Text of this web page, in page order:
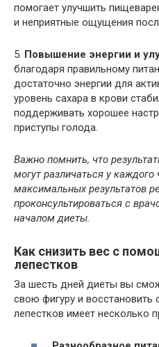
помогает улучшить
и неприятные ощущения
5. Повышение энергии и
благодаря правильному
достаточно энергии для
уровень сахара в крови
поддерживать хорошее
приступы голода.
Важно помнить, что
могут различаться у
максимальных результатов
проконсультироваться с
началом диеты.
Как снизить вес с
лепестков
За шесть дней диеты вы
свою фигуру и
лепестков имеет несколько